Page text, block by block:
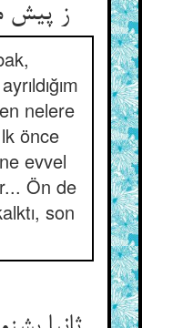
ز پیش
nelere
önce
evvel
Ön de
son